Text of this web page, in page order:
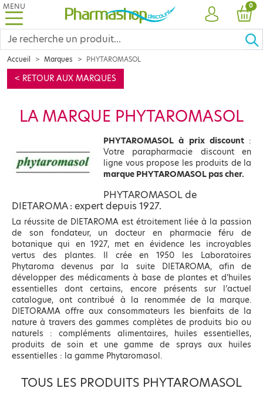
MENU
COMPTE
0
Accueil Marques PHYTAROMASOL
< RETOUR AUX MARQUES
LA MARQUE PHYTAROMASOL
PHYTAROMASOL à prix discount :
Votre parapharmacie discount en
ligne vous propose les produits de la
marque PHYTAROMASOL pas cher.
PHYTAROMASOL de
DIETAROMA : expert depuis 1927.
La réussite de DIETAROMA est étroitement liée à la passion
de son fondateur, un docteur en pharmacie féru de
botanique qui en 1927, met en évidence les incroyables
vertus des plantes. Il crée en 1950 les Laboratoires
Phytaroma devenus par la suite DIETAROMA, afin de
développer des médicaments à base de plantes et d’huiles
essentielles dont certains, encore présents sur l’actuel
catalogue, ont contribué à la renommée de la marque.
DIETORAMA offre aux consommateurs les bienfaits de la
nature à travers des gammes complètes de produits bio ou
naturels : compléments alimentaires, huiles essentielles,
produits de soin et une gamme de sprays aux huiles
essentielles : la gamme Phytaromasol.
TOUS LES PRODUITS PHYTAROMASOL